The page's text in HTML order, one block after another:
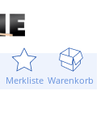
Merkliste Warenkorb